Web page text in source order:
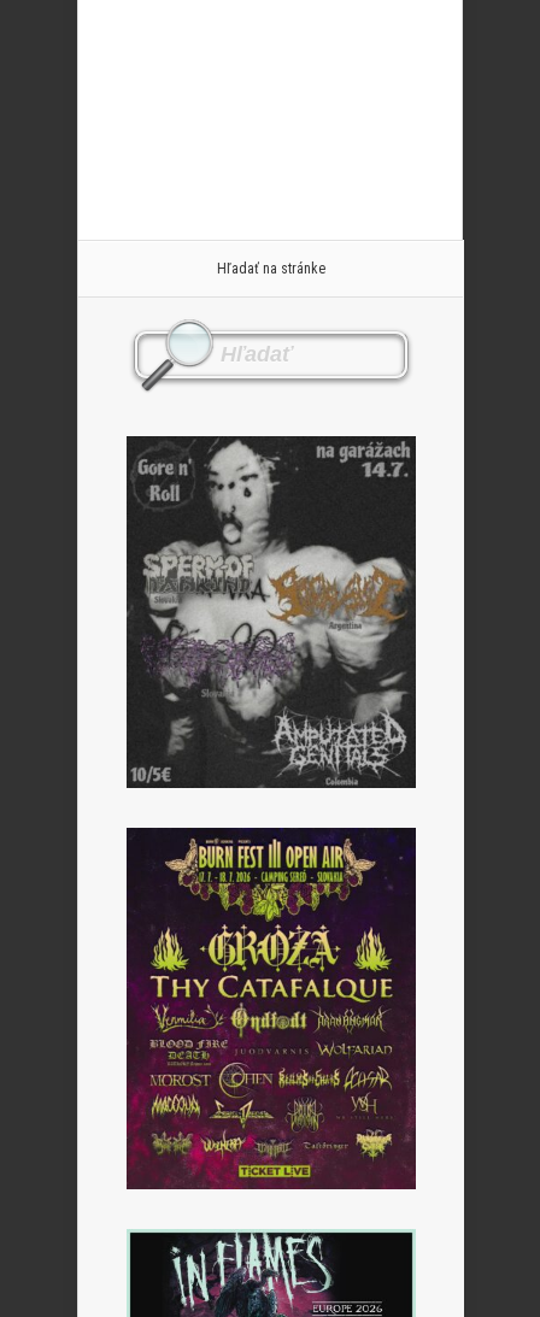
Hľadať na stránke